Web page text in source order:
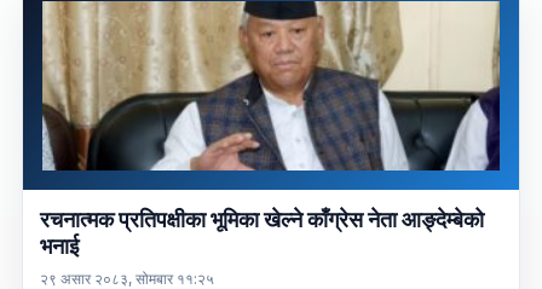
रचनात्मक प्रतिपक्षीका भूमिका खेल्ने काँग्रेस नेता आङ्देम्बेको
भनाई
२९ असार २०८३, सोमबार ११:२५